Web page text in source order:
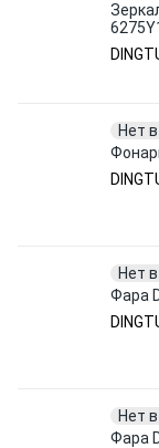
Нет
Нет
Фара
Нет
Фара